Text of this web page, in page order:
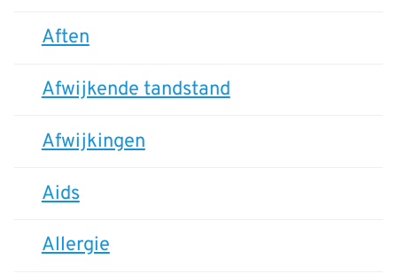
Aften
Afwijkende tandstand
Afwijkingen
Aids
Allergie